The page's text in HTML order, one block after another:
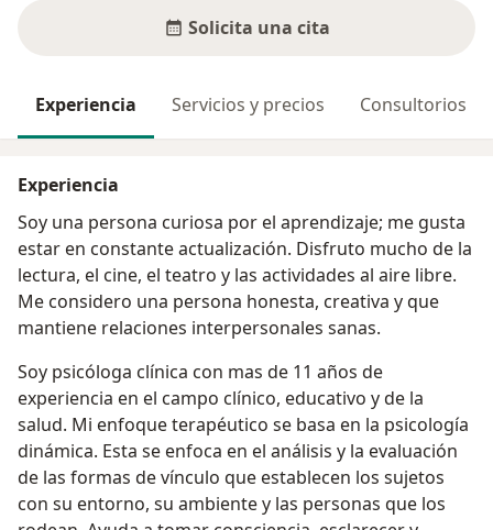
Solicita una cita
Experiencia Servicios y precios Consultorios
Experiencia
Soy una persona curiosa por el aprendizaje; me gusta
estar en constante actualización. Disfruto mucho de la
lectura, el cine, el teatro y las actividades al aire libre.
Me considero una persona honesta, creativa y que
mantiene relaciones interpersonales sanas.
Soy psicóloga clínica con mas de 11 años de
experiencia en el campo clínico, educativo y de la
salud. Mi enfoque terapéutico se basa en la psicología
dinámica. Esta se enfoca en el análisis y la evaluación
de las formas de vínculo que establecen los sujetos
con su entorno, su ambiente y las personas que los